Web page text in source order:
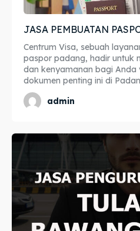
Asuransi
Blog
Asuransi
Blog
JASA PEMBUATAN
Centrum Visa, sebuah
paspor padang, hadir untuk
dan kenyamanan bagi Anda
dokumen penting ini di
admin